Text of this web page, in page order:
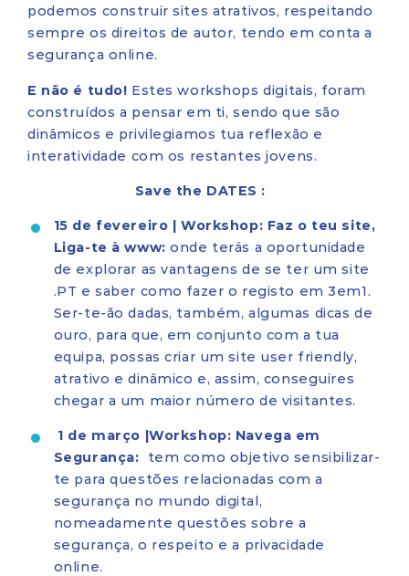
podemos construir sites atrativos, respeitando
sempre os direitos de autor, tendo em conta a
segurança online.
E não é tudo! Estes workshops digitais, foram
construídos a pensar em ti, sendo que são
dinâmicos e privilegiamos tua reflexão e
interatividade com os restantes jovens.
Save the DATES :
15 de fevereiro | Workshop: Faz o teu site,
Liga-te à www:onde terás a oportunidade
de explorar as vantagens de se ter um site
.PT e saber como fazer o registo em 3em1.
Ser-te-ão dadas, também, algumas dicas de
ouro, para que, em conjunto com a tua
equipa, possas criar um site user friendly,
atrativo e dinâmico e, assim, conseguires
chegar a um maior número de visitantes.
1 de março |Workshop: Navega em
Segurança: tem como objetivo sensibilizar-
te para questões relacionadas com a
segurança no mundo digital,
nomeadamente questões sobre a
segurança, o respeito e a privacidade
online.